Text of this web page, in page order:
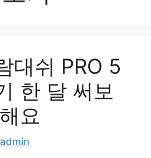
대쉬 PRO 5
한 달 써보
요
admin